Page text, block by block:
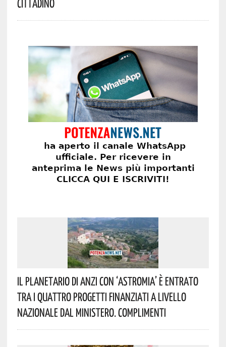
Il Planetario Di Anzi Con ‘Astromia’ È Entrato
Tra I Quattro Progetti Finanziati A Livello
Nazionale Dal Ministero. Complimenti